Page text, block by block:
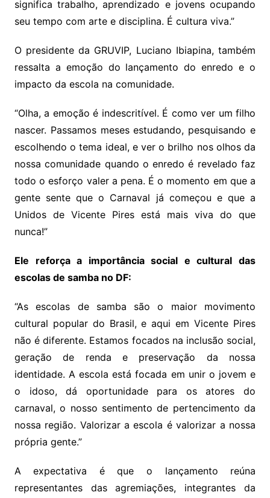
significa trabalho, aprendizado e jovens ocupando
seu tempo com arte e disciplina. É cultura viva.”
O presidente da GRUVIP, Luciano Ibiapina, também
ressalta a emoção do lançamento do enredo e o
impacto da escola na comunidade.
“Olha, a emoção é indescritível. É como ver um filho
nascer. Passamos meses estudando, pesquisando e
escolhendo o tema ideal, e ver o brilho nos olhos da
nossa comunidade quando o enredo é revelado faz
todo o esforço valer a pena. É o momento em que a
gente sente que o Carnaval já começou e que a
Unidos de Vicente Pires está mais viva do que
nunca!”
Ele reforça a importância social e cultural das
escolas de samba no DF:
“As escolas de samba são o maior movimento
cultural popular do Brasil, e aqui em Vicente Pires
não é diferente. Estamos focados na inclusão social,
geração de renda e preservação da nossa
identidade. A escola está focada em unir o jovem e
o idoso, dá oportunidade para os atores do
carnaval, o nosso sentimento de pertencimento da
nossa região. Valorizar a escola é valorizar a nossa
própria gente.”
A expectativa é que o lançamento reúna
representantes das agremiações, integrantes da